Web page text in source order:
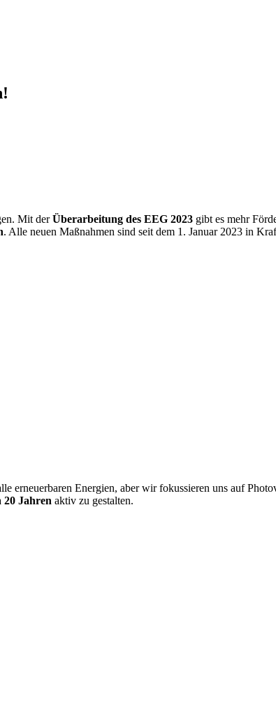
Mit derÜberarbeitung des EEG 2023 gibt es mehr
. Alle neuen Maßnahmen sind seit dem 1. Januar 2023 in
erneuerbaren Energien, aber wir fokussieren uns auf
20 Jahren aktiv zu gestalten.